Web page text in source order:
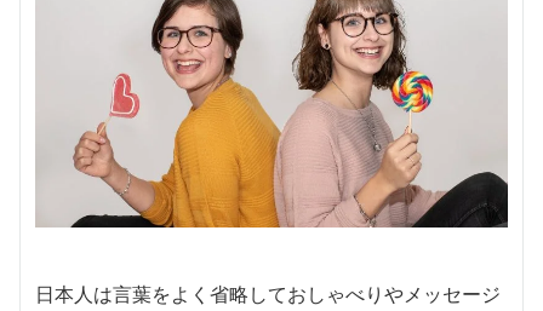
日本人は言葉をよく省略しておしゃべりやメッセージ